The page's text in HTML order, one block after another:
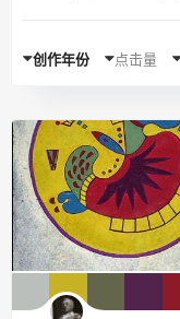
创作年份 点击量